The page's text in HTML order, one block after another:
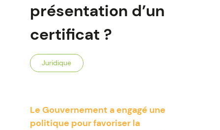
présentation d’un
certificat ?
Juridique
Le Gouvernement a engagé une
politique pour favoriser la